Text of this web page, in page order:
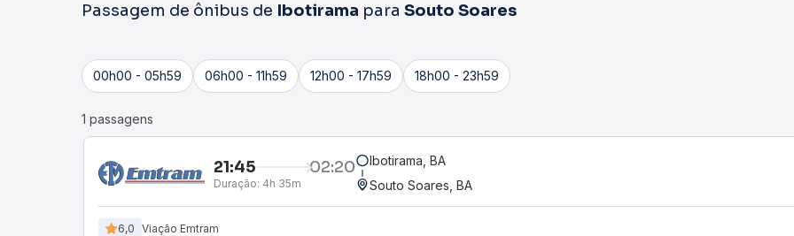
Passagem de ônibus de Ibotirama para Souto Soares
00h00 - 05h59 06h00 - 11h59 12h00 - 17h59 18h00 - 23h59
1 passagens
21:45 02:20
Duração: 4h 35m
Ibotirama, BA
Souto Soares, BA
6,0 Viação Emtram